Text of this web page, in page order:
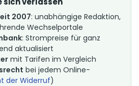
2007: unabhängige Redaktion,
Wechselportale
: Strompreise für ganz
aktualisiert
mit Tarifen im Vergleich
bei jedem Online-
der Widerruf)